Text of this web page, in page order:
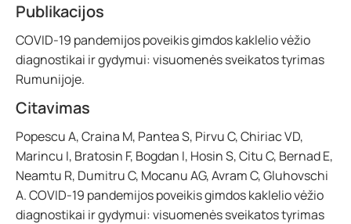
Publikacijos
COVID-19 pandemijos poveikis gimdos kaklelio vėžio
diagnostikai ir gydymui: visuomenės sveikatos tyrimas
Rumunijoje.
Citavimas
Popescu A, Craina M, Pantea S, Pirvu C, Chiriac VD,
Marincu I, Bratosin F, Bogdan I, Hosin S, Citu C, Bernad E,
Neamtu R, Dumitru C, Mocanu AG, Avram C, Gluhovschi
A. COVID-19 pandemijos poveikis gimdos kaklelio vėžio
diagnostikai ir gydymui: visuomenės sveikatos tyrimas